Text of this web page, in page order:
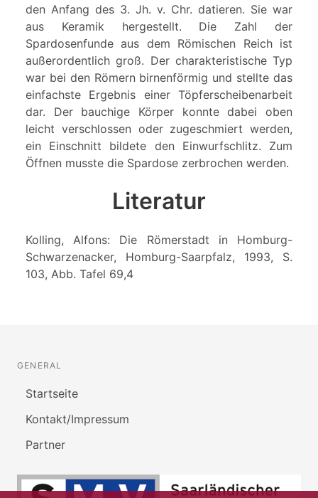
den Anfang des 3. Jh. v. Chr. datieren. Sie war
aus Keramik hergestellt. Die Zahl der
Spardosenfunde aus dem Römischen Reich ist
außerordentlich groß. Der charakteristische Typ
war bei den Römern birnenförmig und stellte das
einfachste Ergebnis einer Töpferscheibenarbeit
dar. Der bauchige Körper konnte dabei oben
leicht verschlossen oder zugeschmiert werden,
ein Einschnitt bildete den Einwurfschlitz. Zum
Öffnen musste die Spardose zerbrochen werden.
Literatur
Kolling, Alfons: Die Römerstadt in Homburg-
Schwarzenacker, Homburg-Saarpfalz, 1993, S.
103, Abb. Tafel 69,4
GENERAL
Startseite
Kontakt/Impressum
Partner